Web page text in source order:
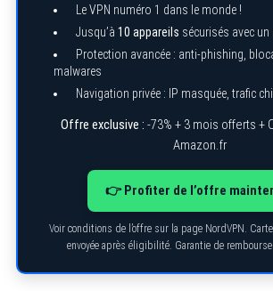
Le VPN numéro 1 dans le monde !
Jusqu’à 10 appareils sécurisés avec
Protection avancée : anti-phishing,
malwares
Navigation privée : IP masquée, trafic
Offre exclusive : -73% + 3 mois offerts +
Amazon.fr
👉 Profiter de l’offre
Voir conditions de l’offre sur la page NordVPN.
envoyée après éligibilité. Garantie de